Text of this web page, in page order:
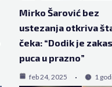
Mirko Šarović bez
ustezanja otkriva
čeka: “Dodik je
puca u prazno”
feb 24, 2025 1